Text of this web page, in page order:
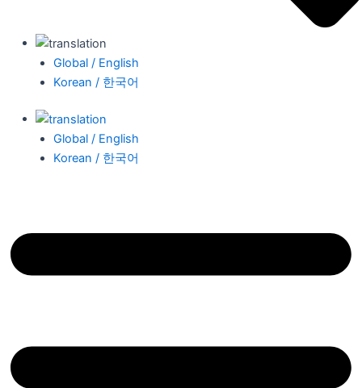
Global / English
Korean / 한국어
Global / English
Korean / 한국어